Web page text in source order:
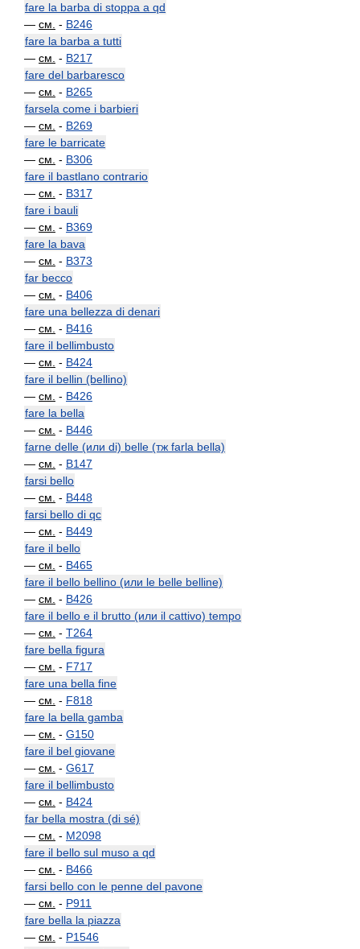
fare la barba di stoppa a qd
— см. - B246
fare la barba a tutti
— см. - B217
fare del barbaresco
— см. - B265
farsela come i barbieri
— см. - B269
fare le barricate
— см. - B306
fare il bastlano contrario
— см. - B317
fare i bauli
— см. - B369
fare la bava
— см. - B373
far becco
— см. - B406
fare una bellezza di denari
— см. - B416
fare il bellimbusto
— см. - B424
fare il bellin (bellino)
— см. - B426
fare la bella
— см. - B446
farne delle (или di) belle (тж farla bella)
— см. - B147
farsi bello
— см. - B448
farsi bello di qc
— см. - B449
fare il bello
— см. - B465
fare il bello bellino (или le belle belline)
— см. - B426
fare il bello e il brutto (или il cattivo) tempo
— см. - T264
fare bella figura
— см. - F717
fare una bella fine
— см. - F818
fare la bella gamba
— см. - G150
fare il bel giovane
— см. - G617
fare il bellimbusto
— см. - B424
far bella mostra (di sé)
— см. - M2098
fare il bello sul muso a qd
— см. - B466
farsi bello con le penne del pavone
— см. - P911
fare bella la piazza
— см. - P1546